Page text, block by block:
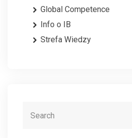
Global Competence
Info o IB
Strefa Wiedzy